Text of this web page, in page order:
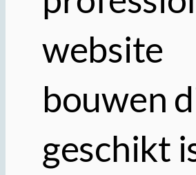
website
bouwen
geschikt